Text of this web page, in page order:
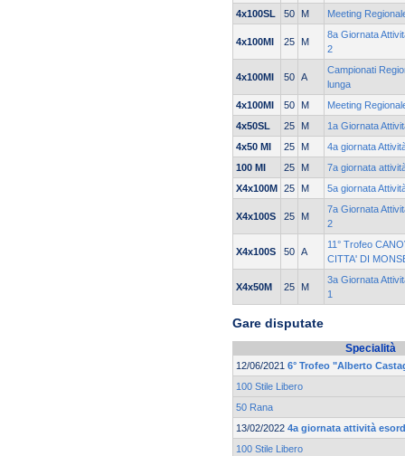
4x100SL
50 M Meeting
4x100MI 25 M
8a Giornata
2
4x100MI 50 A
Campionati
lunga
4x100MI
50 M
Meeting
4x50SL
25 M
1a Giornata
4x50 MI
25 M
4a giornata
100 MI
25 M
7a giornata
X4x100M 25 M 5a giornata
X4x100S 25 M
7a Giornata
2
X4x100S 50 A
11° Trofeo
CITTA' DI
X4x50M 25 M
3a Giornata
1
Gare disputate
Specialità
12/06/2021 6° Trofeo "Alberto
100 Stile Libero
50 Rana
13/02/2022 4a giornata attività
100 Stile Libero